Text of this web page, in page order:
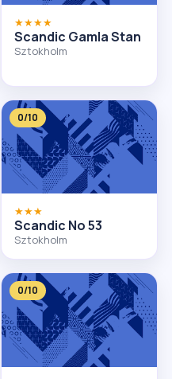
★★★★
Scandic Gamla Stan
Sztokholm
0/10
★★★
Scandic No 53
Sztokholm
0/10